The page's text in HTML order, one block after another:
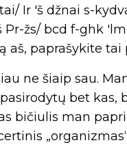
Ir 'š džnai s-
žs/ bcd f-ghk
aš, paprašykite
ne šiaip sau.
bet
bičiulis man